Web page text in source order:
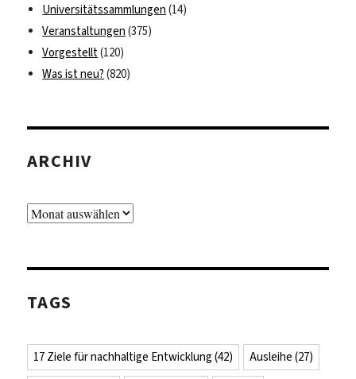
Universitätssammlungen (14)
Veranstaltungen (375)
Vorgestellt(120)
Was ist neu? (820)
ARCHIV
Archiv
TAGS
17 Ziele für nachhaltige Entwicklung (42) Ausleihe (27)